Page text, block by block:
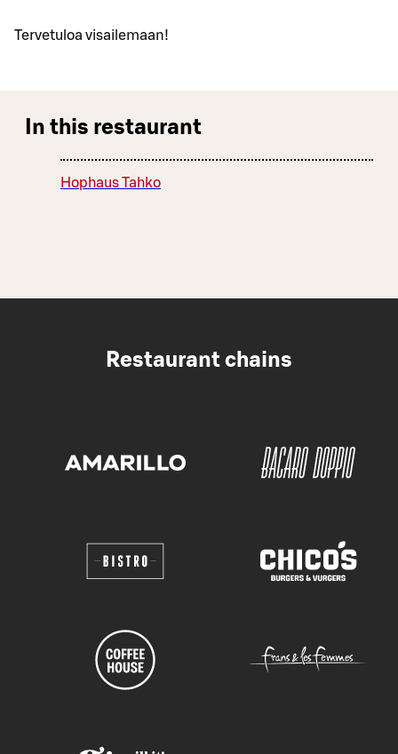
Tervetuloa visailemaan!
In this restaurant
Hophaus Tahko
Restaurant chains